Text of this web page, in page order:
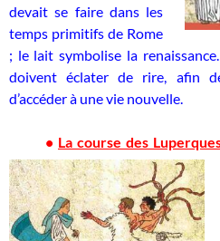
devait se faire dans les
temps primitifs de Rome
; le lait symbolise la
doivent éclater de rire, afin
d’accéder à une vie nouvelle.
• La course des